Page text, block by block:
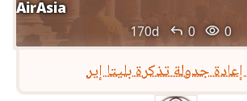
AirAsia
170d  0  0
جدولة تذكرة بليتا إير